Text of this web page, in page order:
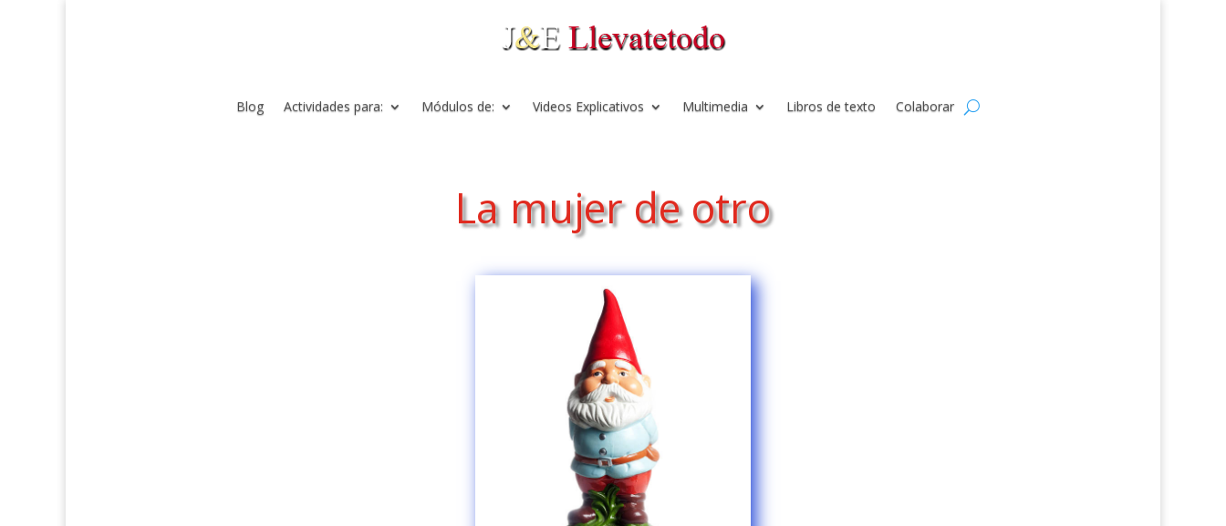
Blog Actividades para: Módulos de: Videos Explicativos Multimedia Libros de texto Colaborar
La mujer de otro